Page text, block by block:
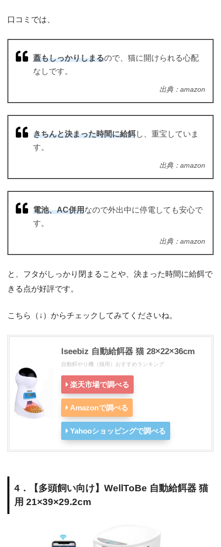
口コミでは、
蓋もしっかりしまるので、猫に開けられる心配
なしです。
出典：amazon
きちんと決まった時間に給餌し、重宝していま
す。
出典：amazon
電池、AC併用なので外出中に停電しても安心で
す。
出典：amazon
と、フタがしっかり閉まることや、決まった時間に給餌で
きる点が好評です。
こちら（↓）からチェックしてみてくださいね。
Iseebiz 自動給餌器 猫 28×22×36cm
自動餌やり機（猫用）おすすめランキング
楽天市場で調べる
Amazonで調べる
Yahooショッピングで調べる
4．【多頭飼い向け】WellToBe 自動給餌器 猫
用 21×39×29.2cm